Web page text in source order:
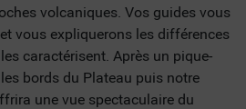
volcaniques. Vos guides vous
vous expliquerons les différences
caractérisent. Après un pique-
bords du Plateau puis notre
une vue spectaculaire du